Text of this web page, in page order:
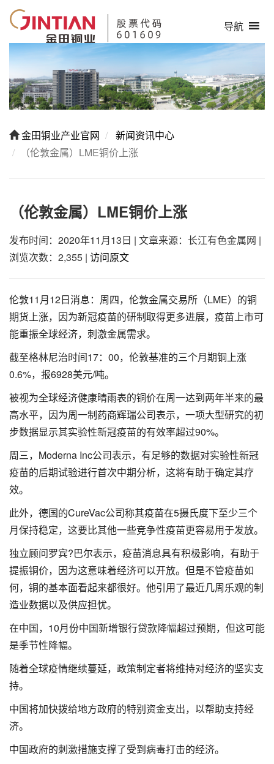
导航
金田铜业产业官网
新闻资讯中心
（伦敦金属）LME铜价上涨
（伦敦金属）LME铜价上涨
发布时间：2020年11月13日 | 文章来源：长江有色金属网 |
浏览次数：2,355 | 访问原文
伦敦11月12日消息：周四，伦敦金属交易所（LME）的铜
期货上涨，因为新冠疫苗的研制取得更多进展，疫苗上市可
能重振全球经济，刺激金属需求。
截至格林尼治时间17：00，伦敦基准的三个月期铜上涨
0.6%，报6928美元/吨。
被视为全球经济健康晴雨表的铜价在周一达到两年半来的最
高水平，因为周一制药商辉瑞公司表示，一项大型研究的初
步数据显示其实验性新冠疫苗的有效率超过90%。
周三，Moderna Inc公司表示，有足够的数据对实验性新冠
疫苗的后期试验进行首次中期分析，这将有助于确定其疗
效。
此外，德国的CureVac公司称其疫苗在5摄氏度下至少三个
月保持稳定，这要比其他一些竞争性疫苗更容易用于发放。
独立顾问罗宾?巴尔表示，疫苗消息具有积极影响，有助于
提振铜价，因为这意味着经济可以开放。但是不管疫苗如
何，铜的基本面看起来都很好。他引用了最近几周乐观的制
造业数据以及供应担忧。
在中国，10月份中国新增银行贷款降幅超过预期，但这可能
是季节性降幅。
随着全球疫情继续蔓延，政策制定者将维持对经济的坚实支
持。
中国将加快拨给地方政府的特别资金支出，以帮助支持经
济。
中国政府的刺激措施支撑了受到病毒打击的经济。